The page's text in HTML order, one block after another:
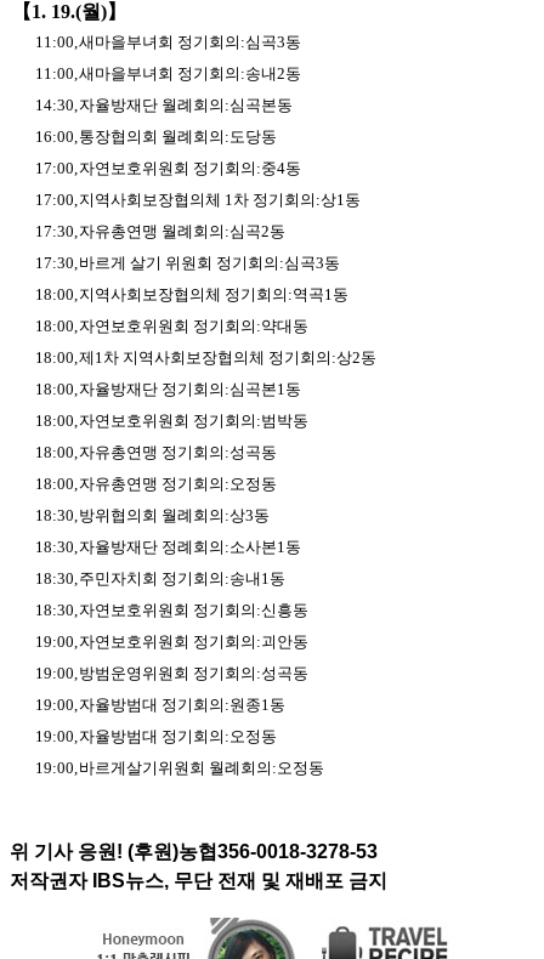
【1. 19.(월)】
11:00,새마을부녀회 정기회의 :심곡3동
11:00,새마을부녀회 정기회의 :송내2동
14:30,자율방재단 월례회의 :심곡본동
16:00,통장협의회 월례회의 :도당동
17:00,자연보호위원회 정기회의 :중4동
17:00,지역사회보장협의체 1차 정기회의 :상1동
17:30,자유총연맹 월례회의 :심곡2동
17:30,바르게 살기 위원회 정기회의 :심곡3동
18:00,지역사회보장협의체 정기회의 :역곡1동
18:00,자연보호위원회 정기회의 :약대동
18:00,제 1차 지역사회보장협의체 정기회의 :상2동
18:00,자율방재단 정기회의 :심곡본1동
18:00,자연보호위원회 정기회의 :범박동
18:00,자유총연맹 정기회의 :성곡동
18:00,자유총연맹 정기회의 :오정동
18:30,방위협의회 월례회의 :상3동
18:30,자율방재단 정례회의 :소사본1동
18:30,주민자치회 정기회의 :송내 1동
18:30,자연보호위원회 정기회의 :신흥동
19:00,자연보호위원회 정기회의 :괴안동
19:00,방범운영위원회 정기회의 :성곡동
19:00,자율방범대 정기회의 :원종1동
19:00,자율방범대 정기회의 :오정동
19:00,바르게살기위원회 월례회의 :오정동
위 기사 응원! (후원)농협356-0018-3278-53
저작권자 IBS뉴스, 무단 전재 및 재배포 금지